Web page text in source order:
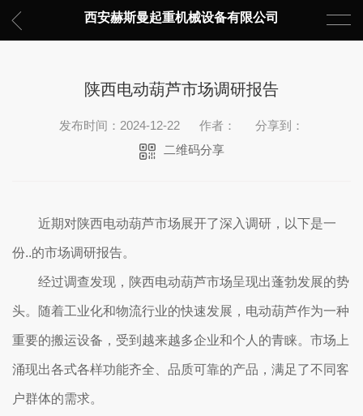
西安赫斯曼起重机械设备有限公司
陕西电动葫芦市场调研报告
发布时间：2024-12-22 作者：
分享到：
二维码分享
近期对陕西电动葫芦市场展开了深入调研，以下是一
份..的市场调研报告。
经过调查发现，陕西电动葫芦市场呈现出蓬勃发展的势
头。随着工业化和物流行业的快速发展，电动葫芦作为一种
重要的搬运设备，受到越来越多企业和个人的青睐。市场上
涌现出各式各样功能齐全、品质可靠的产品，满足了不同客
户群体的需求。